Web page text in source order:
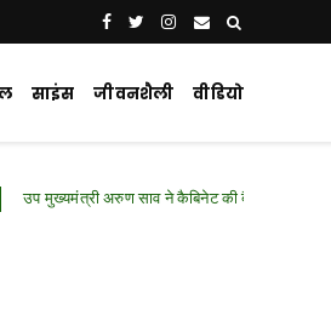
साइंस जीवनशैली वीडियो
ने कैबिनेट की बैठक में लिए गए निर्णयों की जानकारी दी